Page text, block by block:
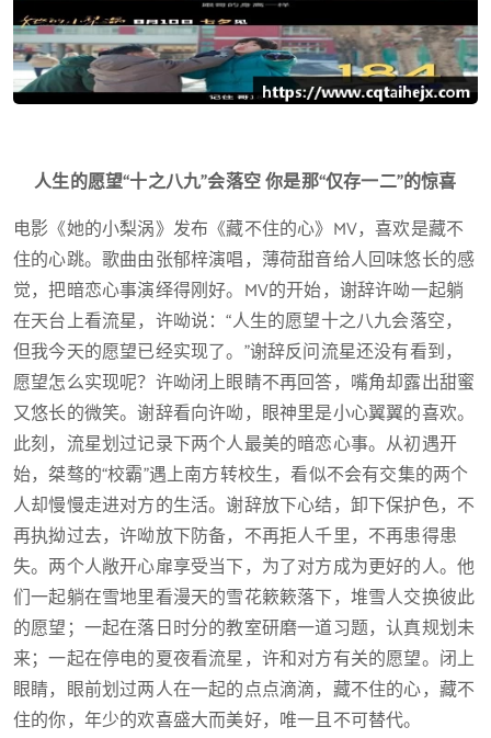
人生的愿望“十之八九”会落空 你是那“仅存一二”的惊喜
电影《她的小梨涡》发布《藏不住的心》MV，喜欢是藏不
住的心跳。歌曲由张郁梓演唱，薄荷甜音给人回味悠长的感
觉，把暗恋心事演绎得刚好。MV的开始，谢辞许呦一起躺
在天台上看流星，许呦说：“人生的愿望十之八九会落空，
但我今天的愿望已经实现了。”谢辞反问流星还没有看到，
愿望怎么实现呢？许呦闭上眼睛不再回答，嘴角却露出甜蜜
又悠长的微笑。谢辞看向许呦，眼神里是小心翼翼的喜欢。
此刻，流星划过记录下两个人最美的暗恋心事。从初遇开
始，桀骜的“校霸”遇上南方转校生，看似不会有交集的两个
人却慢慢走进对方的生活。谢辞放下心结，卸下保护色，不
再执拗过去，许呦放下防备，不再拒人千里，不再患得患
失。两个人敞开心扉享受当下，为了对方成为更好的人。他
们一起躺在雪地里看漫天的雪花簌簌落下，堆雪人交换彼此
的愿望；一起在落日时分的教室研磨一道习题，认真规划未
来；一起在停电的夏夜看流星，许和对方有关的愿望。闭上
眼睛，眼前划过两人在一起的点点滴滴，藏不住的心，藏不
住的你，年少的欢喜盛大而美好，唯一且不可替代。